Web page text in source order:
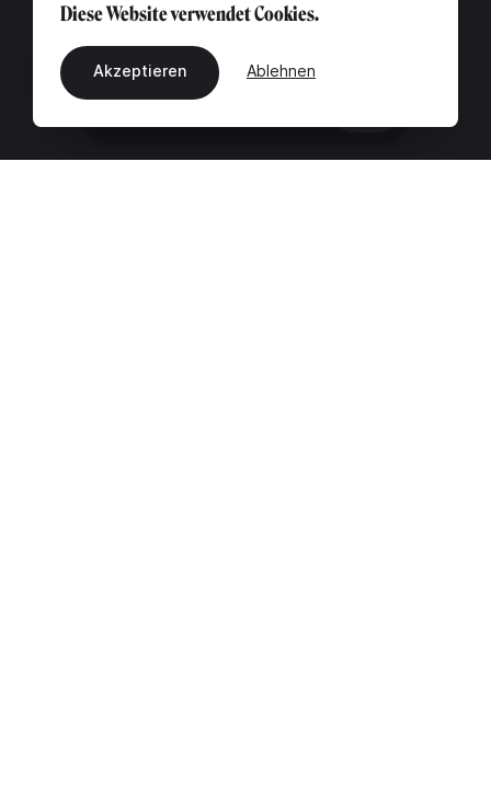
Diese Website verwendet Cookies.
Akzeptieren Ablehnen